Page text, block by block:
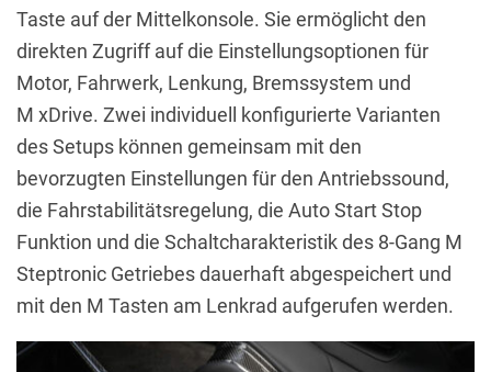
Taste auf der Mittelkonsole. Sie ermöglicht den
direkten Zugriff auf die Einstellungsoptionen für
Motor, Fahrwerk, Lenkung, Bremssystem und
M xDrive. Zwei individuell konfigurierte Varianten
des Setups können gemeinsam mit den
bevorzugten Einstellungen für den Antriebssound,
die Fahrstabilitätsregelung, die Auto Start Stop
Funktion und die Schaltcharakteristik des 8-Gang M
Steptronic Getriebes dauerhaft abgespeichert und
mit den M Tasten am Lenkrad aufgerufen werden.